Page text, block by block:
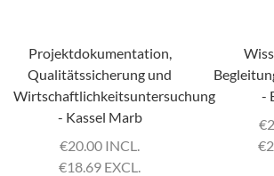
Projektdokumentation,
Qualitätssicherung und
Wirtschaftlichkeitsuntersuchung
- Kassel Marb
€20.00 INCL.
€18.69 EXCL.
-
€
€